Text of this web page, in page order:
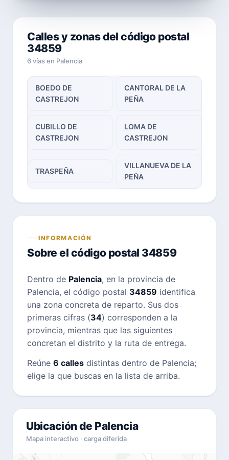
Calles y zonas del código postal
34859
6 vías en Palencia
BOEDO DE
CASTREJON
CANTORAL DE LA
PEÑA
CUBILLO DE
CASTREJON
LOMA DE
CASTREJON
TRASPEÑA
VILLANUEVA DE LA
PEÑA
INFORMACIÓN
Sobre el código postal 34859
Dentro de Palencia, en la provincia de
Palencia, el código postal 34859 identifica
una zona concreta de reparto. Sus dos
primeras cifras (34) corresponden a la
provincia, mientras que las siguientes
concretan el distrito y la ruta de entrega.
Reúne 6 calles distintas dentro de Palencia;
elige la que buscas en la lista de arriba.
Ubicación de Palencia
Mapa interactivo · carga diferida